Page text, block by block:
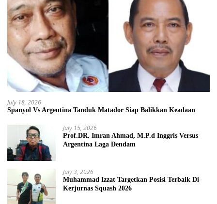
July 18, 2026
Spanyol Vs Argentina Tanduk Matador Siap Balikkan Keadaan
July 15, 2026
Prof.DR. Imran Ahmad, M.P.d Inggris Versus
Argentina Laga Dendam
July 3, 2026
Muhammad Izzat Targetkan Posisi Terbaik Di
Kerjurnas Squash 2026